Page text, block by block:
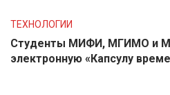
ТЕХНОЛОГИИ
Студенты МИФИ, МГИМО и
электронную «Капсулу